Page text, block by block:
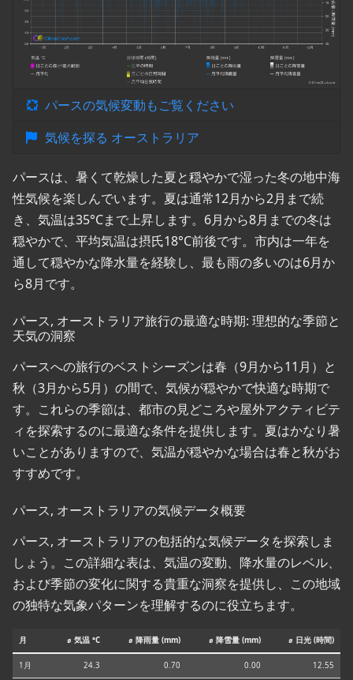
パースの気候変動もご覧ください
気候を探る オーストラリア
パースは、暑くて乾燥した夏と穏やかで湿った冬の地中海
性気候を楽しんでいます。夏は通常12月から2月まで続
き、気温は35°Cまで上昇します。6月から8月までの冬は
穏やかで、平均気温は摂氏18°C前後です。市内は一年を
通して穏やかな降水量を経験し、最も雨の多いのは6月か
ら8月です。
パース, オーストラリア旅行の最適な時期: 理想的な季節と
天気の洞察
パースへの旅行のベストシーズンは春（9月から11月）と
秋（3月から5月）の間で、気候が穏やかで快適な時期で
す。これらの季節は、都市の見どころや屋外アクティビテ
ィを探索するのに最適な条件を提供します。夏はかなり暑
いことがありますので、気温が穏やかな場合は春と秋がお
すすめです。
パース, オーストラリアの気候データ概要
パース, オーストラリアの包括的な気候データを探索しま
しょう。この詳細な表は、気温の変動、降水量のレベル、
および季節の変化に関する貴重な洞察を提供し、この地域
の独特な気象パターンを理解するのに役立ちます。
月 ⌀ 気温 °C ⌀ 降雨量 (mm) ⌀ 降雪量 (mm) ⌀ 日光 (時間)
1月 24.3 0.70 0.00 12.55